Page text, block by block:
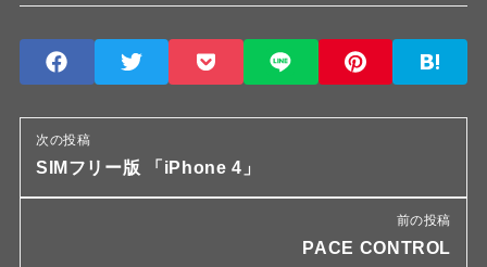
次の投稿
SIMフリー版 「iPhone 4」
前の投稿
PACE CONTROL